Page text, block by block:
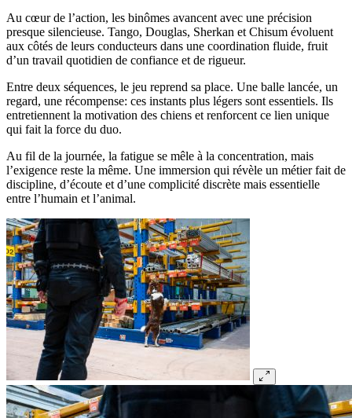
Au cœur de l’action, les binômes avancent avec une précision
presque silencieuse. Tango, Douglas, Sherkan et Chisum évoluent
aux côtés de leurs conducteurs dans une coordination fluide, fruit
d’un travail quotidien de confiance et de rigueur.
Entre deux séquences, le jeu reprend sa place. Une balle lancée, un
regard, une récompense: ces instants plus légers sont essentiels. Ils
entretiennent la motivation des chiens et renforcent ce lien unique
qui fait la force du duo.
Au fil de la journée, la fatigue se mêle à la concentration, mais
l’exigence reste la même. Une immersion qui révèle un métier fait de
discipline, d’écoute et d’une complicité discrète mais essentielle
entre l’humain et l’animal.